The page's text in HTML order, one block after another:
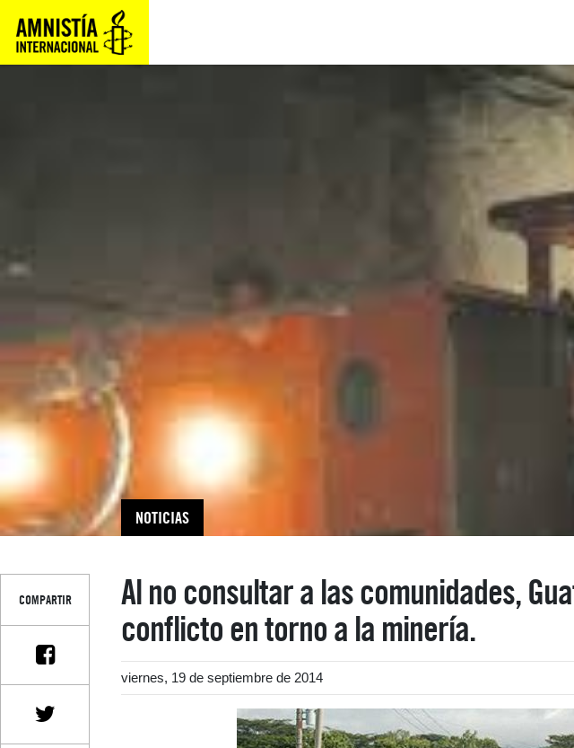
NOTICIAS
Al no consultar a las comunidades,
conflicto en torno a la minería.
viernes, 19 de septiembre de 2014
COMPARTIR